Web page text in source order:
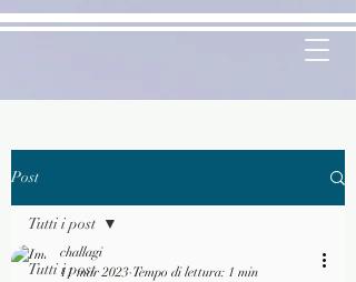
Post
Tutti i post
Tutti i post
challagi
11 mar 2023 Tempo di lettura: 1 min